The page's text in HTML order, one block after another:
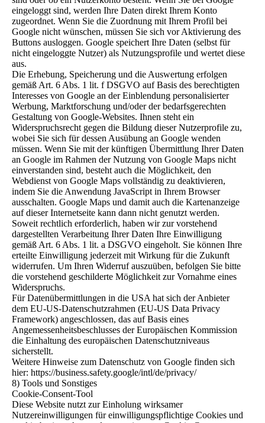
eingeloggt sind, werden Ihre Daten direkt Ihrem Konto
zugeordnet. Wenn Sie die Zuordnung mit Ihrem Profil bei
Google nicht wünschen, müssen Sie sich vor Aktivierung des
Buttons ausloggen. Google speichert Ihre Daten (selbst für
nicht eingeloggte Nutzer) als Nutzungsprofile und wertet diese
aus.
Die Erhebung, Speicherung und die Auswertung erfolgen
gemäß Art. 6 Abs. 1 lit. f DSGVO auf Basis des berechtigten
Interesses von Google an der Einblendung personalisierter
Werbung, Marktforschung und/oder der bedarfsgerechten
Gestaltung von Google-Websites. Ihnen steht ein
Widerspruchsrecht gegen die Bildung dieser Nutzerprofile zu,
wobei Sie sich für dessen Ausübung an Google wenden
müssen. Wenn Sie mit der künftigen Übermittlung Ihrer Daten
an Google im Rahmen der Nutzung von Google Maps nicht
einverstanden sind, besteht auch die Möglichkeit, den
Webdienst von Google Maps vollständig zu deaktivieren,
indem Sie die Anwendung JavaScript in Ihrem Browser
ausschalten. Google Maps und damit auch die Kartenanzeige
auf dieser Internetseite kann dann nicht genutzt werden.
Soweit rechtlich erforderlich, haben wir zur vorstehend
dargestellten Verarbeitung Ihrer Daten Ihre Einwilligung
gemäß Art. 6 Abs. 1 lit. a DSGVO eingeholt. Sie können Ihre
erteilte Einwilligung jederzeit mit Wirkung für die Zukunft
widerrufen. Um Ihren Widerruf auszuüben, befolgen Sie bitte
die vorstehend geschilderte Möglichkeit zur Vornahme eines
Widerspruchs.
Für Datenübermittlungen in die USA hat sich der Anbieter
dem EU-US-Datenschutzrahmen (EU-US Data Privacy
Framework) angeschlossen, das auf Basis eines
Angemessenheitsbeschlusses der Europäischen Kommission
die Einhaltung des europäischen Datenschutzniveaus
sicherstellt.
Weitere Hinweise zum Datenschutz von Google finden sich
hier: https://business.safety.google/intl/de/privacy/
8) Tools und Sonstiges
Cookie-Consent-Tool
Diese Website nutzt zur Einholung wirksamer
Nutzereinwilligungen für einwilligungspflichtige Cookies und